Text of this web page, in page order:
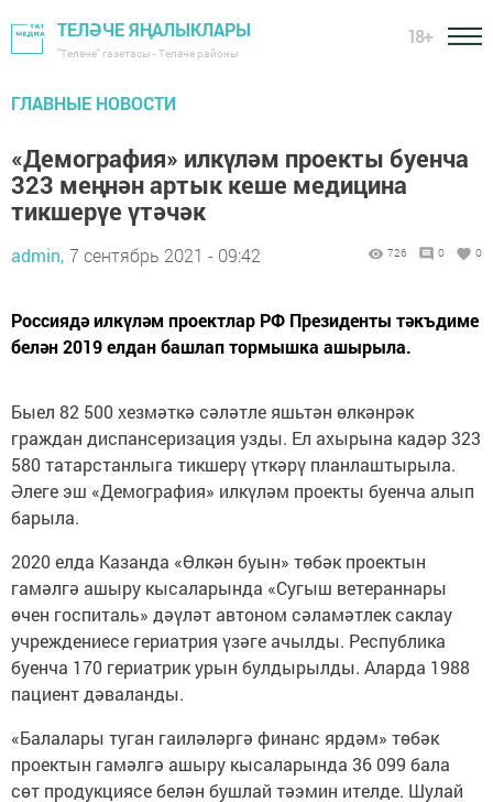
ТЕЛӘЧЕ ЯҢАЛЫКЛАРЫ
"Теләче" газетасы - Теләче районы
18+
ГЛАВНЫЕ НОВОСТИ
«Демография» илкүләм проекты буенча
323 меңнән артык кеше медицина
тикшерүе үтәчәк
admin, 7 сентябрь 2021 - 09:42 726 0 0
Россиядә илкүләм проектлар РФ Президенты тәкъдиме
белән 2019 елдан башлап тормышка ашырыла.
Быел 82 500 хезмәткә сәләтле яшьтән өлкәнрәк
граждан диспансеризация узды. Ел ахырына кадәр 323
580 татарстанлыга тикшерү үткәрү планлаштырыла.
Әлеге эш «Демография» илкүләм проекты буенча алып
барыла.
2020 елда Казанда «Өлкән буын» төбәк проектын
гамәлгә ашыру кысаларында «Сугыш ветераннары
өчен госпиталь» дәүләт автоном сәламәтлек саклау
учреждениесе гериатрия үзәге ачылды. Республика
буенча 170 гериатрик урын булдырылды. Аларда 1988
пациент дәваланды.
«Балалары туган гаиләләргә финанс ярдәм» төбәк
проектын гамәлгә ашыру кысаларында 36 099 бала
сөт продукциясе белән бушлай тәэмин ителде. Шулай